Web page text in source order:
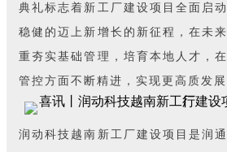
典礼标志着新工厂建设项目全面启
稳健的迈上新增长的新征程，在未
重夯实基础管理，培育本地人才，
管控方面不断精进，实现更高质发展
润动科技越南新工厂建设项目是润